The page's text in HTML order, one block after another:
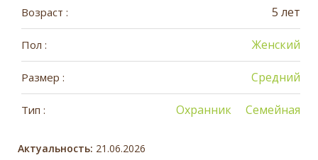
Возраст : 5 лет
Пол : Женский
Размер : Средний
Тип : Семейная
Охранник
Актуальность: 21.06.2026